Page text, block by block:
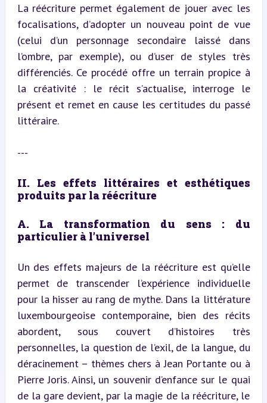
La réécriture permet également de jouer avec les
focalisations, d’adopter un nouveau point de vue
(celui d’un personnage secondaire laissé dans
l’ombre, par exemple), ou d’user de styles très
différenciés. Ce procédé offre un terrain propice à
la créativité : le récit s’actualise, interroge le
présent et remet en cause les certitudes du passé
littéraire.
---
II. Les effets littéraires et esthétiques
produits par la réécriture
A. La transformation du sens : du
particulier à l’universel
Un des effets majeurs de la réécriture est qu’elle
permet de transcender l’expérience individuelle
pour la hisser au rang de mythe. Dans la littérature
luxembourgeoise contemporaine, bien des récits
abordent, sous couvert d’histoires très
personnelles, la question de l’exil, de la langue, du
déracinement – thèmes chers à Jean Portante ou à
Pierre Joris. Ainsi, un souvenir d’enfance sur le quai
de la gare devient, par la magie de la réécriture, le